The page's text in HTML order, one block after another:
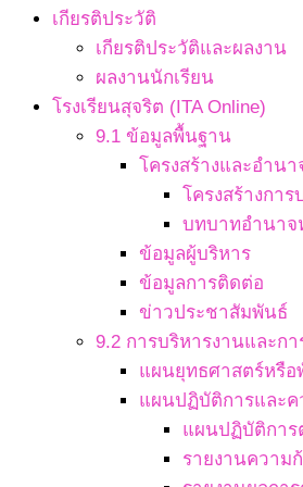
เกียรติประวัติ
เกียรติประวัติและผลงาน
ผลงานนักเรียน
โรงเรียนสุจริต (ITA Online)
9.1 ข้อมูลพื้นฐาน
โครงสร้างและอำน
โครงสร้างการ
บทบาทอำนาจ
ข้อมูลผู้บริหาร
ข้อมูลการติดต่อ
ข่าวประชาสัมพันธ์
9.2 การบริหารงานและกา
แผนยุทธศาสตร์หรื
แผนปฏิบัติการและค
แผนปฏิบัติการ
รายงานความ